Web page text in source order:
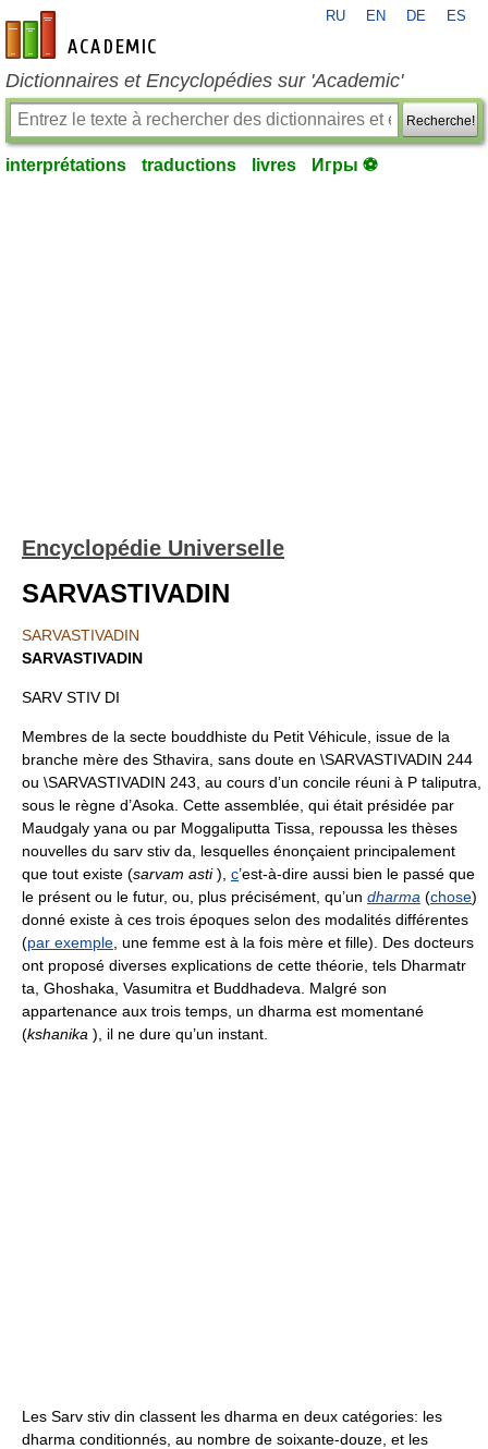
fr-academic.com
RU EN DE ES
Dictionnaires et Encyclopédies sur 'Academic'
Recherche!
interprétations traductions livres Игры ⚽
Encyclopédie Universelle
SARVASTIVADIN
SARVASTIVADIN
SARVASTIVADIN
SARV STIV DI
Membres de la secte bouddhiste du Petit Véhicule, issue de la
branche mère des Sthavira, sans doute en \SARVASTIVADIN 244
ou \SARVASTIVADIN 243, au cours d’un concile réuni à P taliputra,
sous le règne d’Asoka. Cette assemblée, qui était présidée par
Maudgaly yana ou par Moggaliputta Tissa, repoussa les thèses
nouvelles du sarv stiv da, lesquelles énonçaient principalement
que tout existe (sarvam asti), c’est-à-dire aussi bien le passé que
le présent ou le futur, ou, plus précisément, qu’un dharma (chose)
donné existe à ces trois époques selon des modalités différentes
(par exemple , une femme est à la fois mère et fille). Des docteurs
ont proposé diverses explications de cette théorie, tels Dharmatr
ta, Ghoshaka, Vasumitra et Buddhadeva. Malgré son
appartenance aux trois temps, un dharma est momentané
(kshanika ), il ne dure qu’un instant.
Les Sarv stiv din classent les dharma en deux catégories: les
dharma conditionnés, au nombre de soixante-douze, et les